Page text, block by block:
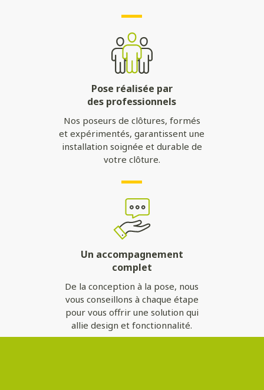
Pose réalisée par
des professionnels
Nos poseurs de clôtures, formés
et expérimentés, garantissent une
installation soignée et durable de
votre clôture.
Un accompagnement
complet
De la conception à la pose, nous
vous conseillons à chaque étape
pour vous offrir une solution qui
allie design et fonctionnalité.